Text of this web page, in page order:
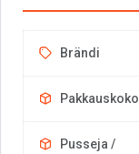
Brändi
Pakkauskoko
Pusseja /